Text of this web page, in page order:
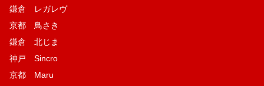
鎌倉 レガレヴ
京都 鳥さき
鎌倉 北じま
神戸 Sincro
京都 Maru